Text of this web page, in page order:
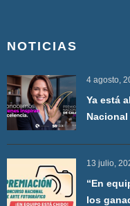
NOTICIAS
4 agosto,
Ya está
13 julio,
“En
los